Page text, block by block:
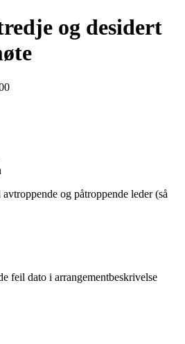
og desidert
og påtroppende leder (så
feil dato i arrangementbeskrivelse